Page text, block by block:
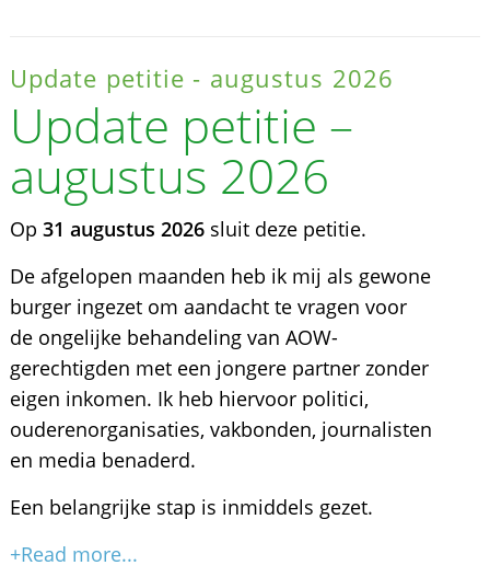
Update petitie - augustus 2026
Update petitie –
augustus 2026
Op 31 augustus 2026sluit deze petitie.
De afgelopen maanden heb ik mij als gewone
burger ingezet om aandacht te vragen voor
de ongelijke behandeling van AOW-
gerechtigden met een jongere partner zonder
eigen inkomen. Ik heb hiervoor politici,
ouderenorganisaties, vakbonden, journalisten
en media benaderd.
Een belangrijke stap is inmiddels gezet.
+Read more...